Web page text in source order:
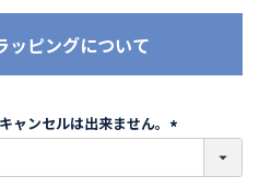
ッピングについて
ャンセルは出来ません。
必